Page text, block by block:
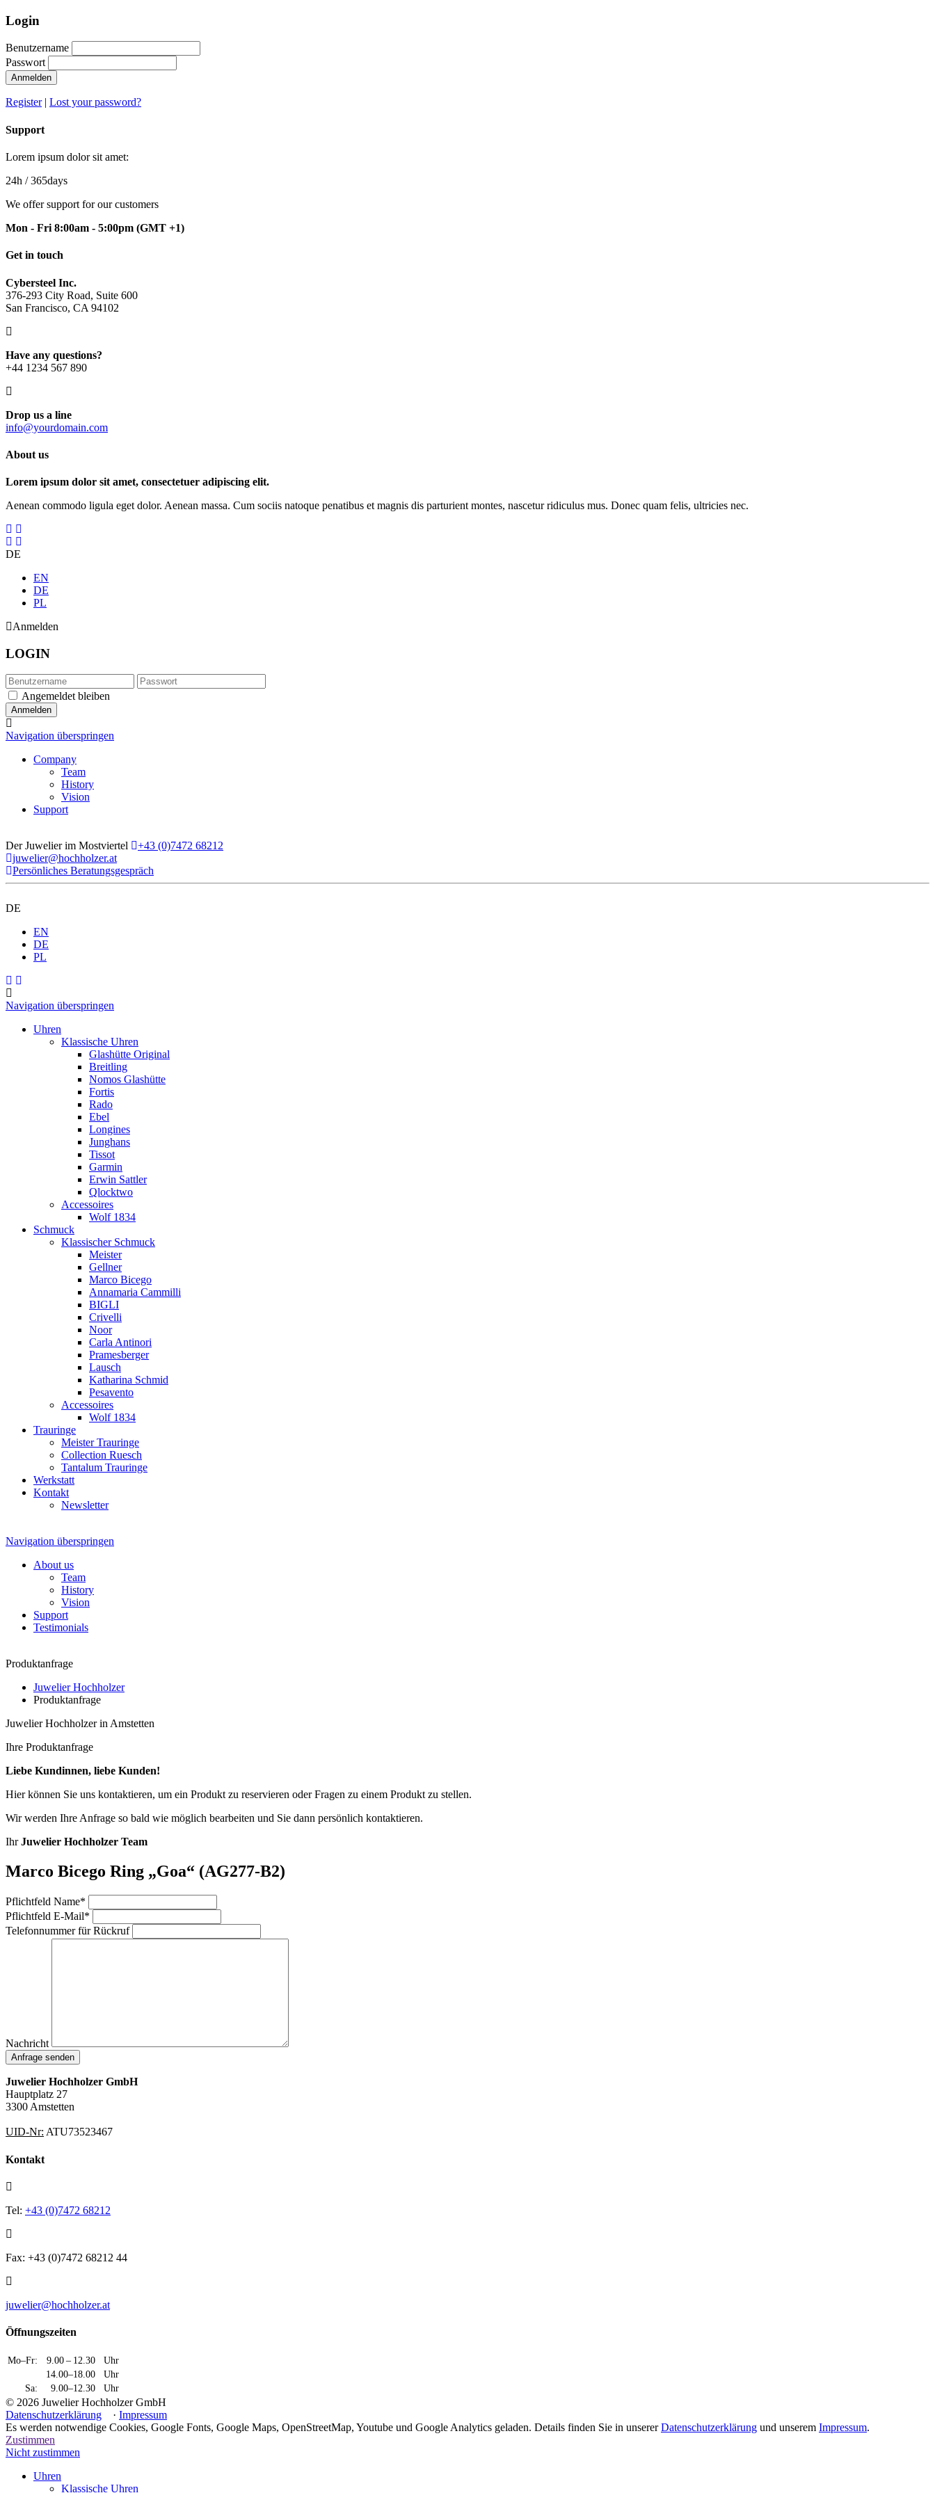
Login
Benutzername
Passwort
Anmelden
Register| Lost your password?
Support
Lorem ipsum dolor sit amet:
24h / 365days
We offer support for our customers
Mon - Fri 8:00am - 5:00pm (GMT +1)
Get in touch
Cybersteel Inc.
376-293 City Road, Suite 600
San Francisco, CA 94102
Have any questions?
+44 1234 567 890
Drop us a line
info@yourdomain.com
About us
Lorem ipsum dolor sit amet, consectetuer adipiscing elit.
Aenean commodo ligula eget dolor. Aenean massa. Cum sociis natoque penatibus et magnis dis parturient montes, nascetur ridiculus mus. Donec quam felis, ultricies nec.
DE
EN
DE
PL
Anmelden
LOGIN
Angemeldet bleiben
Navigation überspringen
Company
Team
History
Vision
Support
Der Juwelier im Mostviertel
+43 (0)7472 68212
juwelier@hochholzer.at
Persönliches Beratungsgespräch
DE
EN
DE
PL
Navigation überspringen
Uhren
Klassische Uhren
Glashütte Original
Breitling
Nomos Glashütte
Fortis
Rado
Ebel
Longines
Junghans
Tissot
Garmin
Erwin Sattler
Qlocktwo
Accessoires
Wolf 1834
Schmuck
Klassischer Schmuck
Meister
Gellner
Marco Bicego
Annamaria Cammilli
BIGLI
Crivelli
Noor
Carla Antinori
Pramesberger
Lausch
Katharina Schmid
Pesavento
Accessoires
Wolf 1834
Trauringe
Meister Trauringe
Collection Ruesch
Tantalum Trauringe
Werkstatt
Kontakt
Newsletter
Navigation überspringen
About us
Team
History
Vision
Support
Testimonials
Produktanfrage
Juwelier Hochholzer
Produktanfrage
Juwelier Hochholzer in Amstetten
Ihre Produktanfrage
Liebe Kundinnen, liebe Kunden!
Hier können Sie uns kontaktieren, um ein Produkt zu reservieren oder Fragen zu einem Produkt zu stellen.
Wir werden Ihre Anfrage so bald wie möglich bearbeiten und Sie dann persönlich kontaktieren.
IhrJuwelier Hochholzer Team
Marco Bicego Ring „Goa“ (AG277-B2)
Pflichtfeld Name*
Pflichtfeld E-Mail*
Telefonnummer für Rückruf
Nachricht
Anfrage senden
Juwelier Hochholzer GmbH
Hauptplatz 27
3300 Amstetten
UID-Nr: ATU73523467
Kontakt
Tel: +43 (0)7472 68212
Fax: +43 (0)7472 68212 44
juwelier@hochholzer.at
Öffnungszeiten
Mo–Fr: 9.00 – 12.30
Uhr
14.00–18.00
Uhr
Sa:
9.00–12.30 Uhr
© 2026 Juwelier Hochholzer GmbH
Datenschutzerklärung · Impressum
Es werden notwendige Cookies, Google Fonts, Google Maps, OpenStreetMap, Youtube und Google Analytics geladen. Details finden Sie in unsererDatenschutzerklärung und unserem Impressum.
Zustimmen
Nicht zustimmen
Uhren
Klassische Uhren